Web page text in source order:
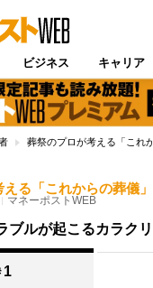
ビジネス キャリア
葬祭のプロが考える「これ
る「これからの葬儀」
マネーポストWEB
ブルが起こるカラクリ
1